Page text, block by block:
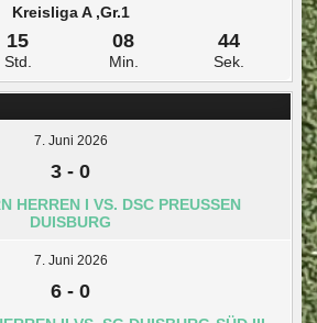
Kreisliga A ,Gr.1
15
Std.
08
Min.
44
Sek.
7. Juni 2026
3 - 0
HERREN I VS. DSC PREUSSEN D
UISBURG
7. Juni 2026
6 - 0